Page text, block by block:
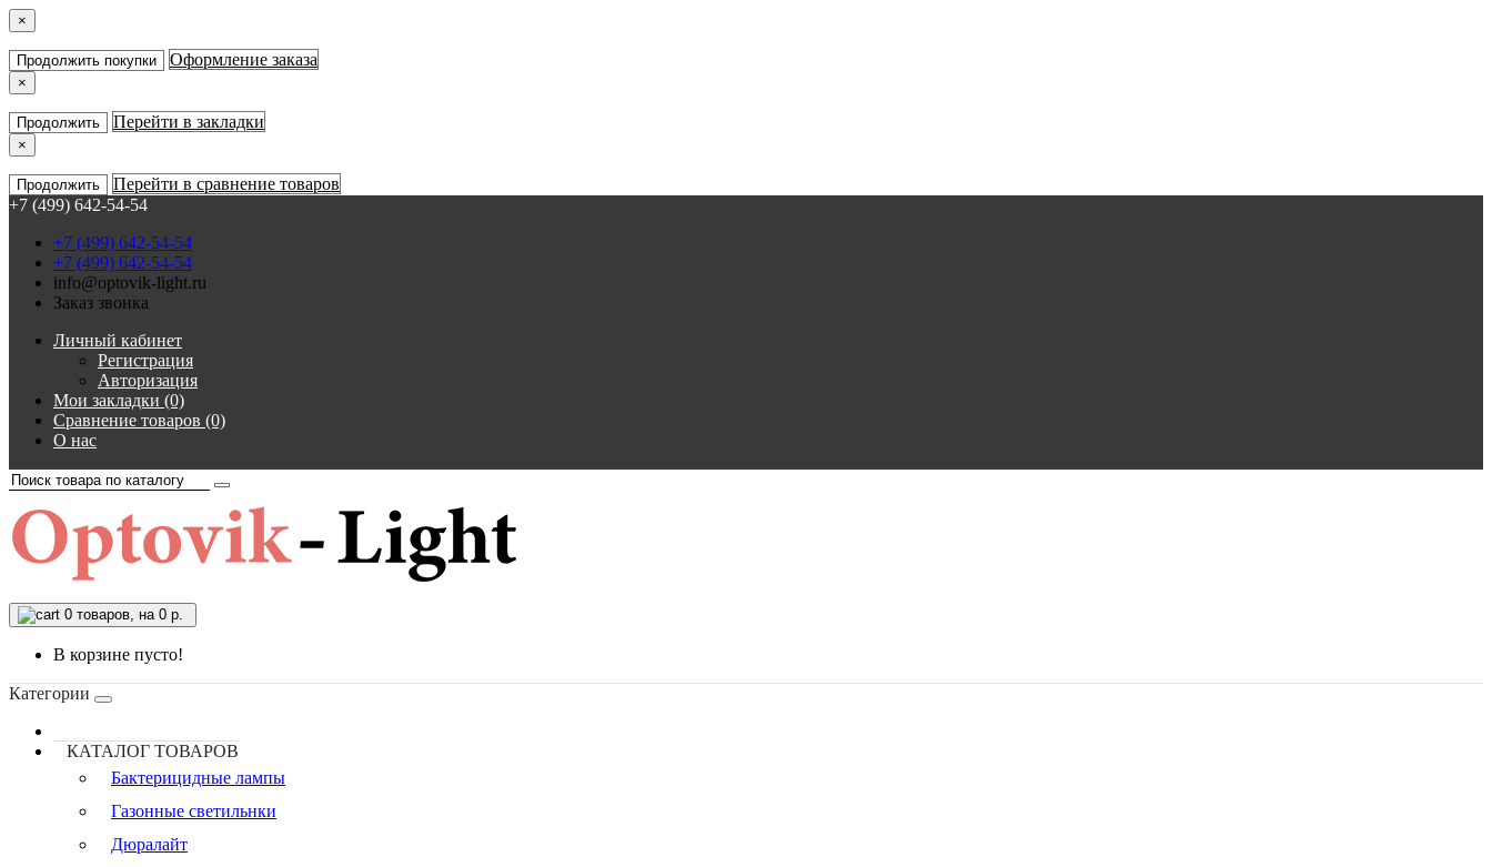
×
Продолжить покупки Оформление заказа
×
Продолжить Перейти в закладки
×
Продолжить
Перейти в сравнение товаров
+7 (499) 642-54-54
+7 (499) 642-54-54
+7 (499) 642-54-54
info@optovik-light.ru
Заказ звонка
Личный кабинет
Регистрация
Авторизация
Мои закладки (0)
Сравнение товаров (0)
О нас
0 товаров, на 0 р.
В корзине пусто!
Категории
КАТАЛОГ ТОВАРОВ
Бактерицидные лампы
Газонные светильнки
Дюралайт